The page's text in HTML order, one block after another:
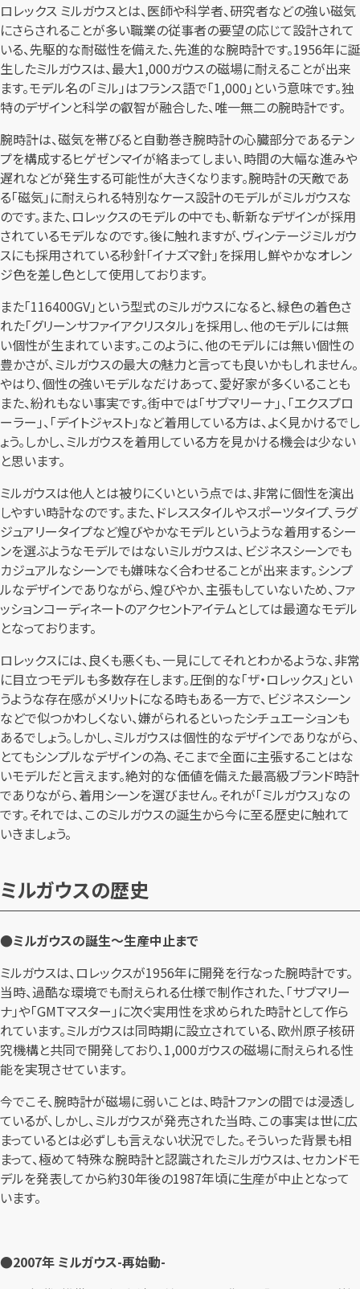
ロレックス ミルガウスとは、医師や科学者、研究者などの強い磁気
にさらされることが多い職業の従事者の要望の応じて設計されて
いる、先駆的な耐磁性を備えた、先進的な腕時計です。1956年に誕
生したミルガウスは、最大1,000ガウスの磁場に耐えることが出来
ます。モデル名の「ミル」はフランス語で「1,000」という意味です。独
特のデザインと科学の叡智が融合した、唯一無二の腕時計です。
腕時計は、磁気を帯びると自動巻き腕時計の心臓部分であるテン
プを構成するヒゲゼンマイが絡まってしまい、時間の大幅な進みや
遅れなどが発生する可能性が大きくなります。腕時計の天敵であ
る「磁気」に耐えられる特別なケース設計のモデルがミルガウスな
のです。また、ロレックスのモデルの中でも、斬新なデザインが採用
されているモデルなのです。後に触れますが、ヴィンテージミルガウ
スにも採用されている秒針「イナズマ針」を採用し鮮やかなオレン
ジ色を差し色として使用しております。
また「116400GV」という型式のミルガウスになると、緑色の着色さ
れた「グリーンサファイアクリスタル」を採用し、他のモデルには無
い個性が生まれています。このように、他のモデルには無い個性の
豊かさが、ミルガウスの最大の魅力と言っても良いかもしれません。
やはり、個性の強いモデルなだけあって、愛好家が多くいることも
また、紛れもない事実です。街中では「サブマリーナ」、「エクスプロ
ーラー」、「デイトジャスト」など着用している方は、よく見かけるでし
ょう。しかし、ミルガウスを着用している方を見かける機会は少ない
と思います。
ミルガウスは他人とは被りにくいという点では、非常に個性を演出
しやすい時計なのです。また、ドレススタイルやスポーツタイプ、ラグ
ジュアリータイプなど煌びやかなモデルというような着用するシー
ンを選ぶようなモデルではないミルガウスは、ビジネスシーンでも
カジュアルなシーンでも嫌味なく合わせることが出来ます。シンプ
ルなデザインでありながら、煌びやか、主張もしていないため、ファ
ッションコーディネートのアクセントアイテムとしては最適なモデル
となっております。
ロレックスには、良くも悪くも、一見にしてそれとわかるような、非常
に目立つモデルも多数存在します。圧倒的な「ザ・ロレックス」とい
うような存在感がメリットになる時もある一方で、ビジネスシーン
などで似つかわしくない、嫌がられるといったシチュエーションも
あるでしょう。しかし、ミルガウスは個性的なデザインでありながら、
とてもシンプルなデザインの為、そこまで全面に主張することはな
いモデルだと言えます。絶対的な価値を備えた最高級ブランド時計
でありながら、着用シーンを選びません。それが「ミルガウス」なの
です。それでは、このミルガウスの誕生から今に至る歴史に触れて
いきましょう。
ミルガウスの歴史
●ミルガウスの誕生～生産中止まで
ミルガウスは、ロレックスが1956年に開発を行なった腕時計です。
当時、過酷な環境でも耐えられる仕様で制作された、「サブマリー
ナ」や「GMTマスター」に次ぐ実用性を求められた時計として作ら
れています。ミルガウスは同時期に設立されている、欧州原子核研
究機構と共同で開発しており、1,000ガウスの磁場に耐えられる性
能を実現させています。
今でこそ、腕時計が磁場に弱いことは、時計ファンの間では浸透し
ているが、しかし、ミルガウスが発売された当時、この事実は世に広
まっているとは必ずしも言えない状況でした。そういった背景も相
まって、極めて特殊な腕時計と認識されたミルガウスは、セカンドモ
デルを発表してから約30年後の1987年頃に生産が中止となって
います。
●2007年 ミルガウス-再始動-